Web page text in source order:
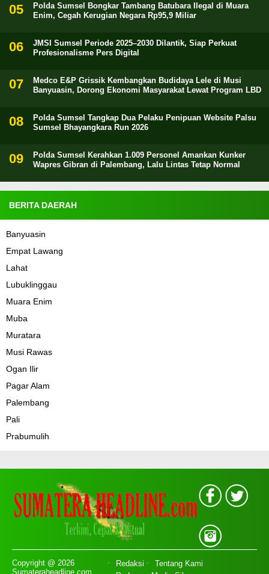
Polda Sumsel Bongkar Tambang Batubara Ilegal di Muara
Enim, Cegah Kerugian Negara Rp95,9 Miliar
JMSI Sumsel Periode 2025–2030 Dilantik, Siap Perkuat
Profesionalisme Pers Digital
Medco E&P Grissik Kembangkan Budidaya Lele di Musi
Banyuasin, Dorong Ekonomi Masyarakat Lewat Program LBD
Polda Sumsel Tangkap Dua Pelaku Penipuan Website Palsu
Sumsel Bhayangkara Run 2026
Polda Sumsel Kerahkan 1.009 Personel Amankan Kunker
Wapres Gibran di Palembang, Lalu Lintas Tetap Normal
BERITA DAERAH
Banyuasin
Empat Lawang
Lahat
Lubuklinggau
Muara Enim
Muba
Muratara
Musi Rawas
Ogan Ilir
Pagar Alam
Palembang
Pali
Prabumulih
Copyright @ 2026
Sumateraheadline.com,
Redaksi
Tentang Kami